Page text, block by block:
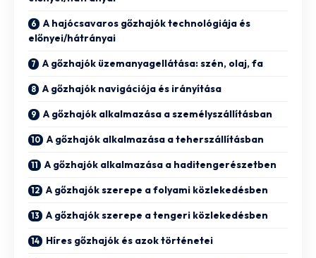
A hajócsavaros gőzhajók technológiája és
előnyei/hátrányai
A gőzhajók üzemanyagellátása: szén, olaj, fa
A gőzhajók navigációja és irányítása
A gőzhajók alkalmazása a személyszállításban
A gőzhajók alkalmazása a teherszállításban
A gőzhajók alkalmazása a haditengerészetben
A gőzhajók szerepe a folyami közlekedésben
A gőzhajók szerepe a tengeri közlekedésben
Híres gőzhajók és azok történetei